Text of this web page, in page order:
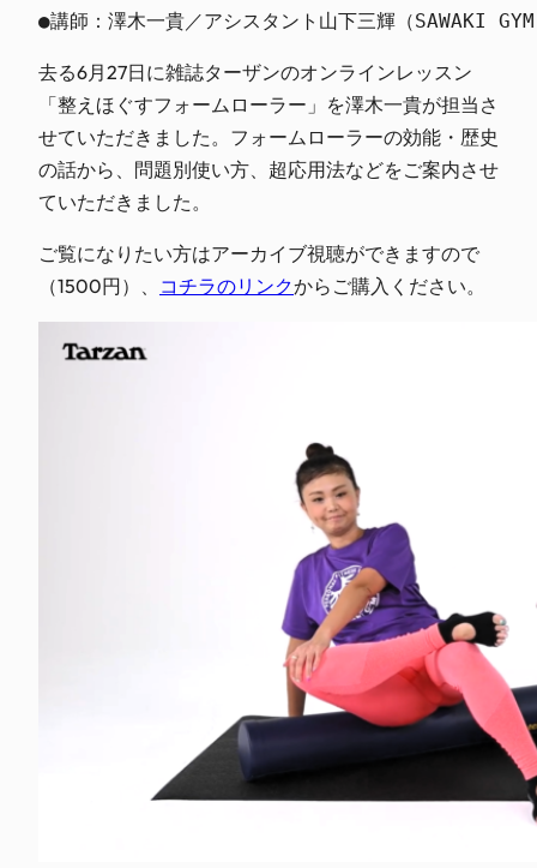
●講師：澤木一貴／アシスタント山下三輝（SAWAKI
去る6月27日に雑誌ターザンのオンラインレッスン
「整えほぐすフォームローラー」を澤木一貴が担当さ
せていただきました。フォームローラーの効能・歴史
の話から、問題別使い方、超応用法などをご案内させ
ていただきました。
ご覧になりたい方はアーカイブ視聴ができますので
（1500円）、 コチラのリンクからご購入ください。